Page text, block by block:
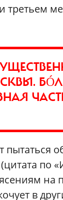
пытаться
по
на
в